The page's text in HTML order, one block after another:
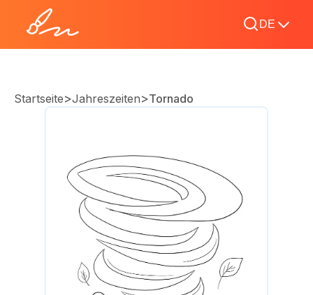
DE
Startseite>Jahreszeiten>Tornado